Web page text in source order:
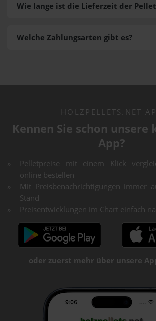
Welche Zahlungsarten gibt es?
Wie lange ist die Lieferzeit der
HOLZPELLETS.NET
Kennen Sie schon unsere
App?
Pelletpreise mit einem Klick
online bestellen
Mit Preisbenachrichtigungen immer
Stand
Preisentwicklungen im Chart einfach
oder zuerst mehr über unsere